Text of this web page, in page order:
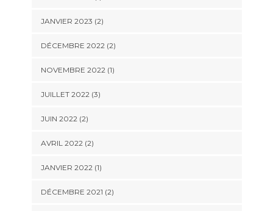
JANVIER 2023 (2)
DÉCEMBRE 2022(2)
NOVEMBRE 2022(1)
JUILLET 2022(3)
JUIN 2022(2)
AVRIL 2022(2)
JANVIER 2022(1)
DÉCEMBRE 2021 (2)